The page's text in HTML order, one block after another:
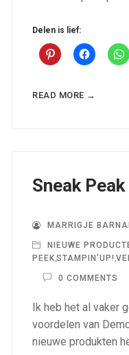
Delen is lief:
READ MORE →
Sneak Peak
MARRIGJE
NIEUWE
PEEK STAMPIN'UP!
0 COMMENTS
Ik heb het al vaker
voordelen van
nieuwe produkten